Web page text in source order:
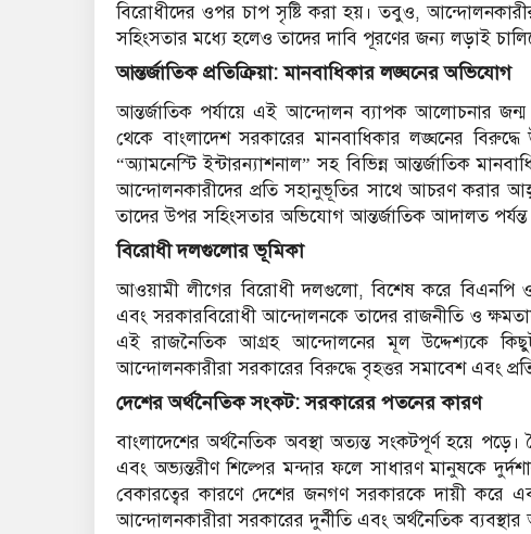
বিরোধীদের ওপর চাপ সৃষ্টি করা হয়। তবুও,
সহিংসতার মধ্যে হলেও তাদের দাবি পূরণের জন্য লড়াই
আন্তর্জাতিক প্রতিক্রিয়া: মানবাধিকার লঙ্ঘনের অভিযোগ
আন্তর্জাতিক পর্যায়ে এই আন্দোলন ব্যাপক আলোচনার জন্ম
থেকে বাংলাদেশ সরকারের মানবাধিকার লঙ্ঘনের
“অ্যামনেস্টি ইন্টারন্যাশনাল” সহ বিভিন্ন আন্তর্জাতিক
আন্দোলনকারীদের প্রতি সহানুভূতির সাথে আচরণ করার
তাদের উপর সহিংসতার অভিযোগ আন্তর্জাতিক আদালত
বিরোধী দলগুলোর ভূমিকা
আওয়ামী লীগের বিরোধী দলগুলো, বিশেষ করে বিএনপি
এবং সরকারবিরোধী আন্দোলনকে তাদের রাজনীতি ও
এই রাজনৈতিক আগ্রহ আন্দোলনের মূল উদ্দেশ্যকে
আন্দোলনকারীরা সরকারের বিরুদ্ধে বৃহত্তর সমাবেশ এবং
দেশের অর্থনৈতিক সংকট: সরকারের পতনের কারণ
বাংলাদেশের অর্থনৈতিক অবস্থা অত্যন্ত সংকটপূর্ণ হয়ে
এবং অভ্যন্তরীণ শিল্পের মন্দার ফলে সাধারণ মানুষকে
বেকারত্বের কারণে দেশের জনগণ সরকারকে দায়ী
আন্দোলনকারীরা সরকারের দুর্নীতি এবং অর্থনৈতিক